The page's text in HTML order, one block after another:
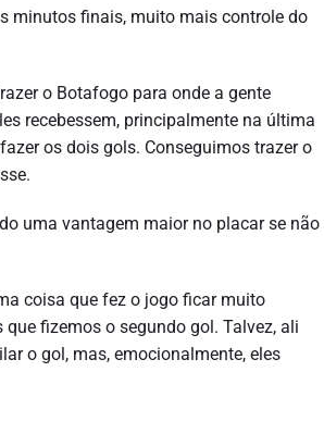
minutos finais, muito mais controle do
o Botafogo para onde a gente
recebessem, principalmente na última
os dois gols. Conseguimos trazer o
uma vantagem maior no placar se não
coisa que fez o jogo ficar muito
fizemos o segundo gol. Talvez, ali
o gol, mas, emocionalmente, eles